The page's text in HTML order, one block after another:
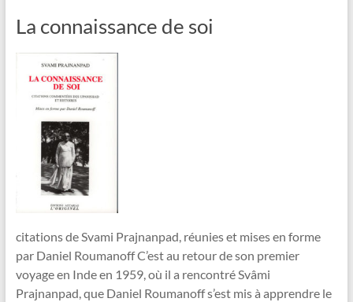
La connaissance de soi
citations de Svami Prajnanpad, réunies et mises en forme
par Daniel Roumanoff C’est au retour de son premier
voyage en Inde en 1959, où il a rencontré Svâmi
Prajnanpad, que Daniel Roumanoff s’est mis à apprendre le